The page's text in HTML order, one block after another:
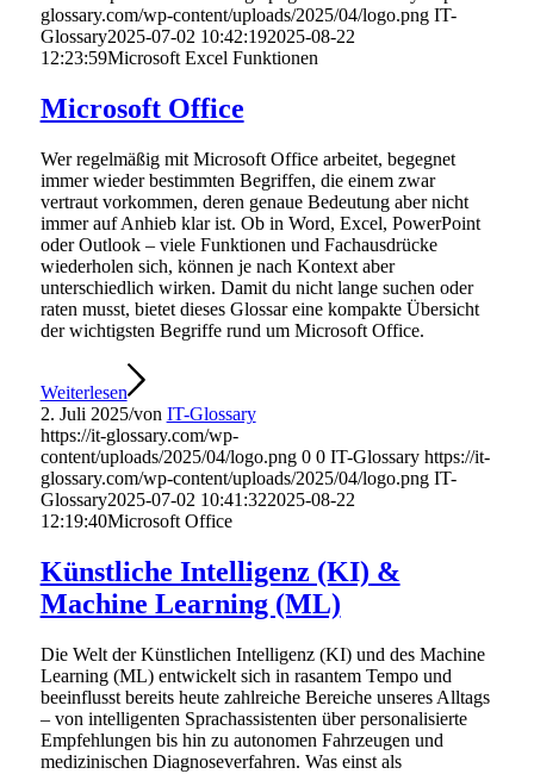
glossary.com/wp-content/uploads/2025/04/logo.png IT-
Glossary2025-07-02 10:42:192025-08-22
12:23:59Microsoft Excel Funktionen
Microsoft Office
Wer regelmäßig mit Microsoft Office arbeitet, begegnet
immer wieder bestimmten Begriffen, die einem zwar
vertraut vorkommen, deren genaue Bedeutung aber nicht
immer auf Anhieb klar ist. Ob in Word, Excel, PowerPoint
oder Outlook – viele Funktionen und Fachausdrücke
wiederholen sich, können je nach Kontext aber
unterschiedlich wirken. Damit du nicht lange suchen oder
raten musst, bietet dieses Glossar eine kompakte Übersicht
der wichtigsten Begriffe rund um Microsoft Office.
Weiterlesen
2. Juli 2025/von IT-Glossary
https://it-glossary.com/wp-
content/uploads/2025/04/logo.png 0 0 IT-Glossary https://it-
glossary.com/wp-content/uploads/2025/04/logo.png IT-
Glossary2025-07-02 10:41:322025-08-22
12:19:40Microsoft Office
Künstliche Intelligenz (KI) &
Machine Learning (ML)
Die Welt der Künstlichen Intelligenz (KI) und des Machine
Learning (ML) entwickelt sich in rasantem Tempo und
beeinflusst bereits heute zahlreiche Bereiche unseres Alltags
– von intelligenten Sprachassistenten über personalisierte
Empfehlungen bis hin zu autonomen Fahrzeugen und
medizinischen Diagnoseverfahren. Was einst als